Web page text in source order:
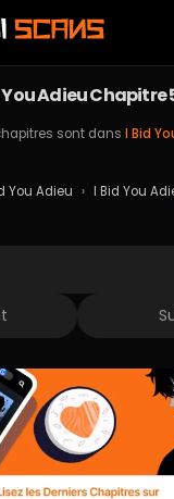
You Adieu Chapitre
sont dans I Bid
You Adieu › I Bid You